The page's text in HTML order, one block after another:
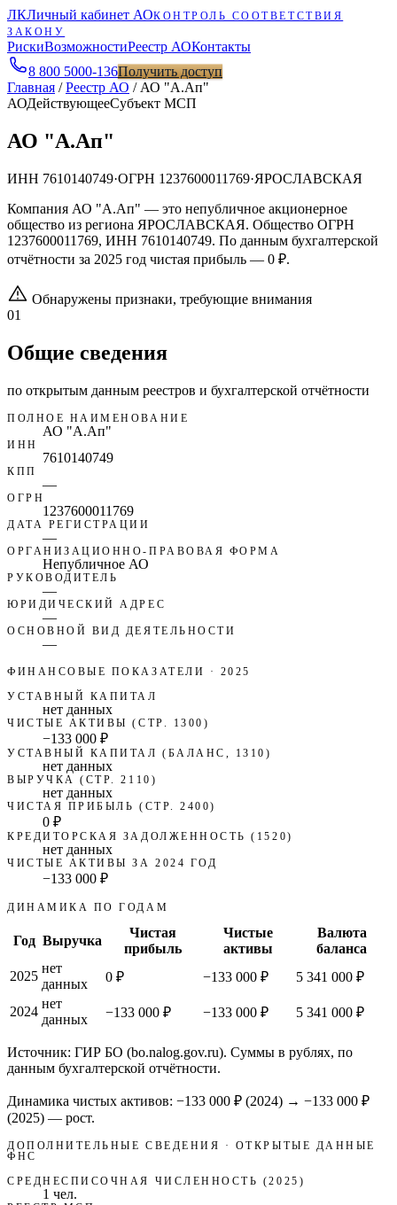
ЛКЛичный кабинет АОКОНТРОЛЬ СООТВЕТСТВИЯ
ЗАКОНУ
РискиВозможностиРеестр АОКонтакты
8 800 5000-136Получить доступ
Главная /Реестр АО / АО "А.Ап"
АОДействующееСубъект МСП
АО "А.Ап"
ИНН 7610140749·ОГРН 1237600011769·ЯРОСЛАВСКАЯ
Компания АО "А.Ап" — это непубличное акционерное
общество из региона ЯРОСЛАВСКАЯ. Общество ОГРН
1237600011769, ИНН 7610140749. По данным бухгалтерской
отчётности за 2025 год чистая прибыль — 0 ₽.
Обнаружены признаки, требующие внимания
01
Общие сведения
по открытым данным реестров и бухгалтерской отчётности
ПОЛНОЕ НАИМЕНОВАНИЕ
АО "А.Ап"
ИНН
7610140749
КПП
—
ОГРН
1237600011769
ДАТА РЕГИСТРАЦИИ
—
ОРГАНИЗАЦИОННО-ПРАВОВАЯ ФОРМА
Непубличное АО
РУКОВОДИТЕЛЬ
—
ЮРИДИЧЕСКИЙ АДРЕС
—
ОСНОВНОЙ ВИД ДЕЯТЕЛЬНОСТИ
—
ФИНАНСОВЫЕ ПОКАЗАТЕЛИ · 2025
УСТАВНЫЙ КАПИТАЛ
нет данных
ЧИСТЫЕ АКТИВЫ (СТР. 1300)
−133 000 ₽
УСТАВНЫЙ КАПИТАЛ (БАЛАНС, 1310)
нет данных
ВЫРУЧКА (СТР. 2110)
нет данных
ЧИСТАЯ ПРИБЫЛЬ (СТР. 2400)
0 ₽
КРЕДИТОРСКАЯ ЗАДОЛЖЕННОСТЬ (1520)
нет данных
ЧИСТЫЕ АКТИВЫ ЗА 2024 ГОД
−133 000 ₽
ДИНАМИКА ПО ГОДАМ
Год Выручка
Чистая
прибыль
Чистые
активы
Валюта
баланса
2025
нет
данных
0 ₽ −133 000 ₽ 5 341 000 ₽
2024
нет
данных
−133 000 ₽ −133 000 ₽ 5 341 000 ₽
Источник: ГИР БО (bo.nalog.gov.ru). Суммы в рублях, по
данным бухгалтерской отчётности.
Динамика чистых активов: −133 000 ₽ (2024) → −133 000 ₽
(2025) — рост.
ДОПОЛНИТЕЛЬНЫЕ СВЕДЕНИЯ · ОТКРЫТЫЕ ДАННЫЕ
ФНС
СРЕДНЕСПИСОЧНАЯ ЧИСЛЕННОСТЬ (2025)
1 чел.